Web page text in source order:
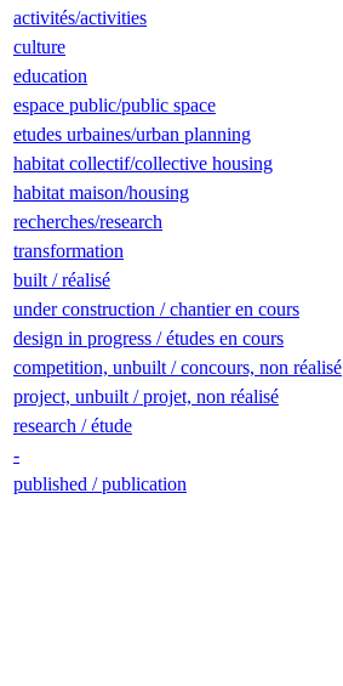
activités/activities
culture
education
espace public/public space
etudes urbaines/urban planning
habitat collectif/collective housing
habitat maison/housing
recherches/research
transformation
built / réalisé
under construction / chantier en cours
design in progress / études en cours
competition, unbuilt / concours, non réalisé
project, unbuilt / projet, non réalisé
research / étude
-
published / publication